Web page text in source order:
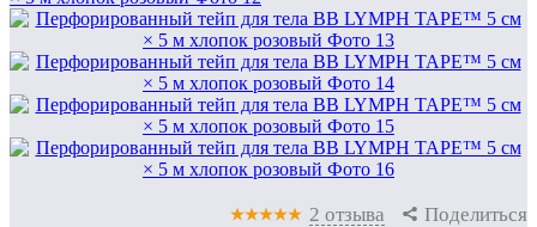
2 отзыва Поделиться